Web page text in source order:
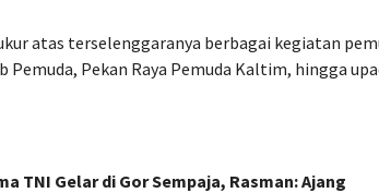
atas terselenggaranya berbagai kegiatan
Pemuda, Pekan Raya Pemuda Kaltim, hingga
TNI Gelar di Gor Sempaja, Rasman: Ajang